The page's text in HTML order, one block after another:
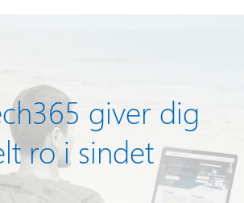
giver dig
ro i sindet